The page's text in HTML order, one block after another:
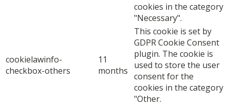
cookies in the category
"Necessary".
cookielawinfo-
checkbox-others
11
months
This cookie is set by
GDPR Cookie Consent
plugin. The cookie is
used to store the user
consent for the
cookies in the category
"Other.